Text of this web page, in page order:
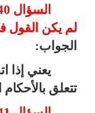
لم يكن القول
الجواب:
يعني إذا
تتعلق بالأحكام